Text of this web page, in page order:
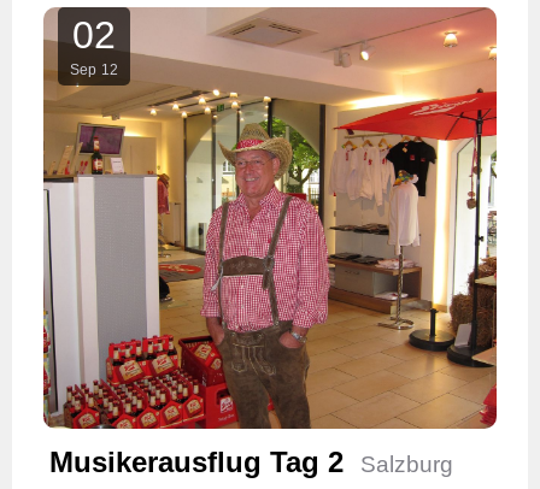
02
Sep 12
Musikerausflug Tag 2
Salzburg